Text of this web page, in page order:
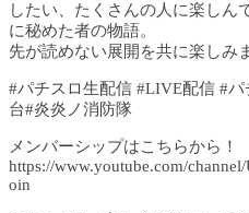
したい、たくさんの人に楽しん
に秘めた者の物語。
先が読めない展開を共に楽しみ
#パチスロ生配信 #LIVE配信 #
台#炎炎ノ消防隊
メンバーシップはこちらから！
https://www.youtube.com/
oin